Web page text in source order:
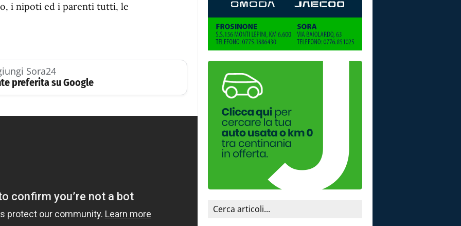
i nipoti ed i parenti tutti, le
Sora24
preferita su Google